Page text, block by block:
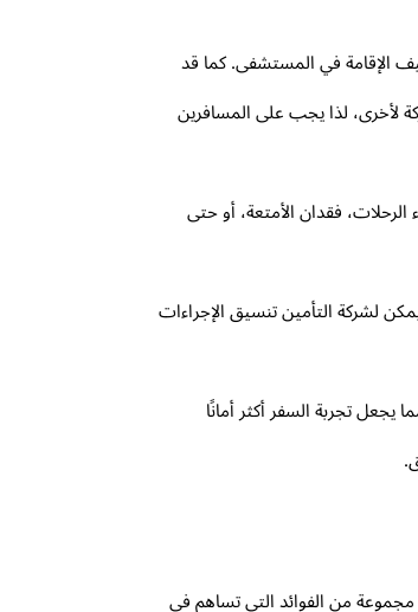
الإقامة في المستشفى. كما قد
لأخرى، لذا يجب على المسافرين
فقدان الأمتعة، أو حتى
لشركة التأمين تنسيق الإجراءات
يجعل تجربة السفر أكثر أمانًا
مجموعة من الفوائد التي تساهم في